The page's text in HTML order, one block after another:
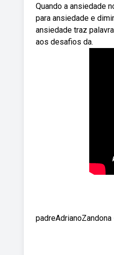
Quando a ansiedade
para ansiedade e
ansiedade traz
aos desafios da.